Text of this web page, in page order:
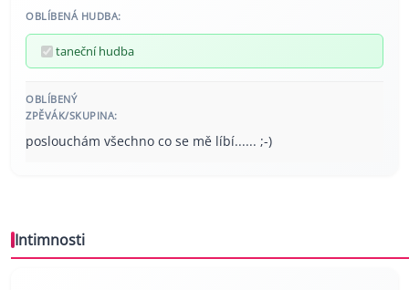
OBLÍBENÁ HUDBA:
taneční hudba
OBLÍBENÝ
ZPĚVÁK/SKUPINA:
poslouchám všechno co se mě líbí...... ;-)
Intimnosti